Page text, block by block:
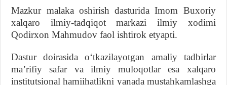
Mazkur malaka oshirish dasturida Imom Buxoriy
xalqaro ilmiy-tadqiqot markazi ilmiy xodimi
Qodirxon Mahmudov faol ishtirok etyapti.
Dastur doirasida oʻtkazilayotgan amaliy tadbirlar
maʼrifiy safar va ilmiy muloqotlar esa xalqaro
institutsional hamjihatlikni yanada mustahkamlashga